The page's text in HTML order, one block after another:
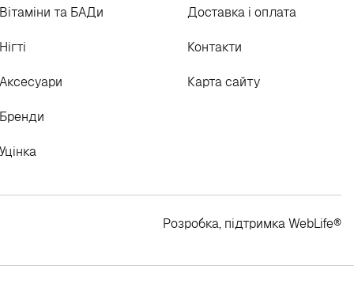
Вітаміни та БАДи
Нігті
Аксесуари
Бренди
Уцінка
Доставка і оплата
Контакти
Карта сайту
Розробка, підтримкаWebLife®